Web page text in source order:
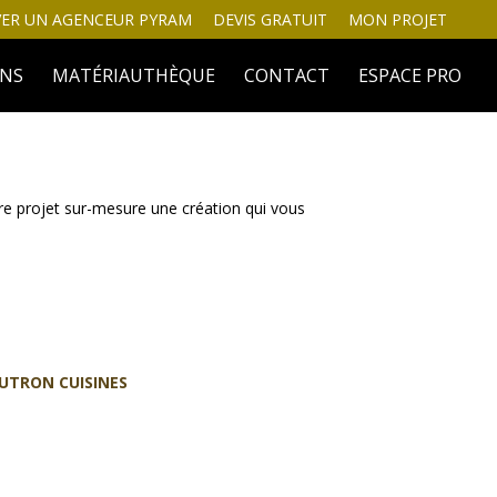
UN AGENCEUR PYRAM DEVIS GRATUIT MON PROJET
MATÉRIAUTHÈQUE CONTACT ESPACE PRO
projet sur-mesure une création qui vous
CUISINES